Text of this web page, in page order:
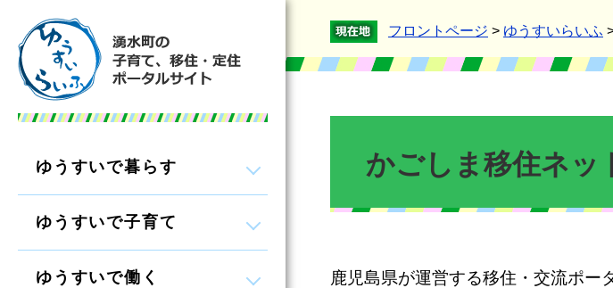
ゆうすいで暮らす
ゆうすいで子育て
ゆうすいで働く
フロントページ > ゆうすいらいふ
かごしま移住ネッ
鹿児島県が運営する移住・交流ポー